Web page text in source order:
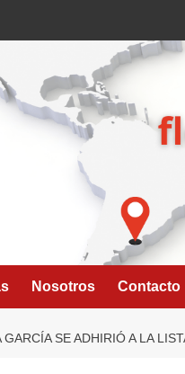
Nosotros Contacto
GARCÍA SE ADHIRIÓ A LA